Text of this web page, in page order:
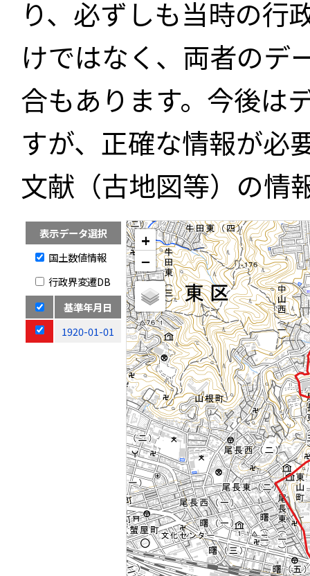
り、必ずしも当時の行
けではなく、両者のデ
合もあります。今後は
すが、正確な情報が必
文献（古地図等）の情
表示データ選択
国土数値情報
行政界変遷DB
基準年月日
1920-01-01
+
−